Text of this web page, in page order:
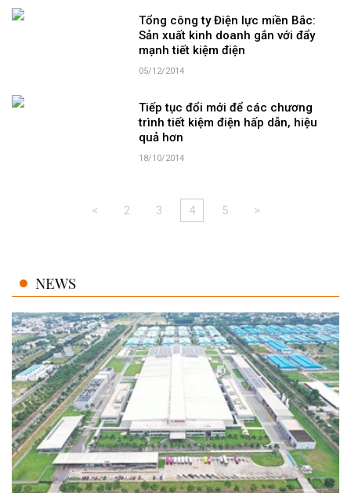
Tổng công ty Điện lực miền Bắc:
Sản xuất kinh doanh gắn với đẩy
mạnh tiết kiệm điện
05/12/2014
Tiếp tục đổi mới để các chương
trình tiết kiệm điện hấp dẫn, hiệu
quả hơn
18/10/2014
< 2 3 4 5 >
NEWS